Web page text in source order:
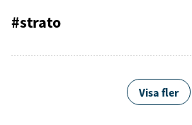
#strato
Visa fler